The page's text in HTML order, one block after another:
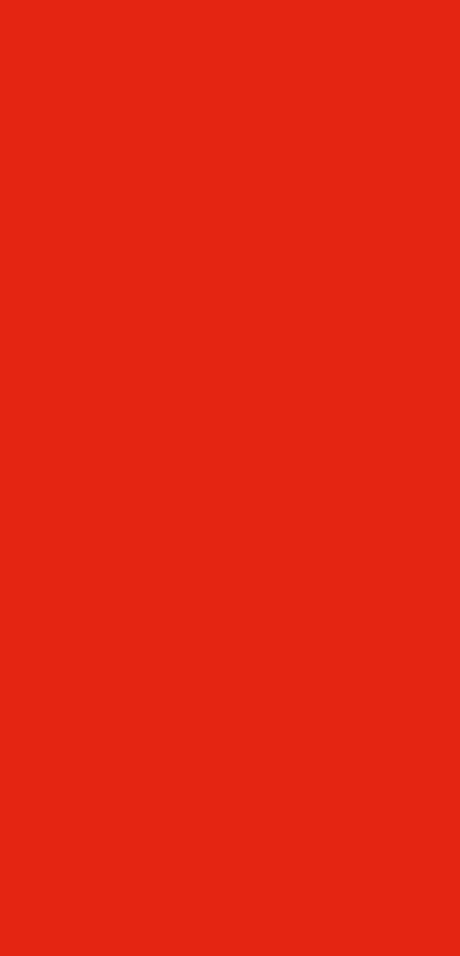
Instytut Badań Literackich
prowadzonych w Instytucie
polskiej, a także
dokumentacyjne,